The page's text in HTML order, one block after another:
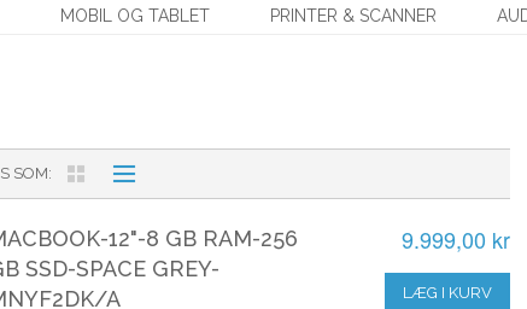
MOBIL OG TABLET PRINTER & SCANNER
SOM
12"-8 GB RAM-256
SSD-SPACE GREY-
A
9.999,00 kr
LÆG I KURV